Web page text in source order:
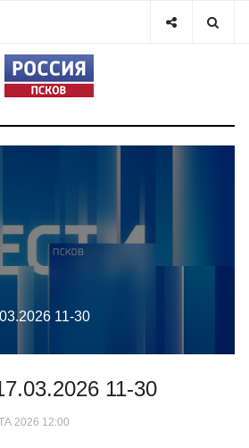
11-30
11-30
2026 12:00